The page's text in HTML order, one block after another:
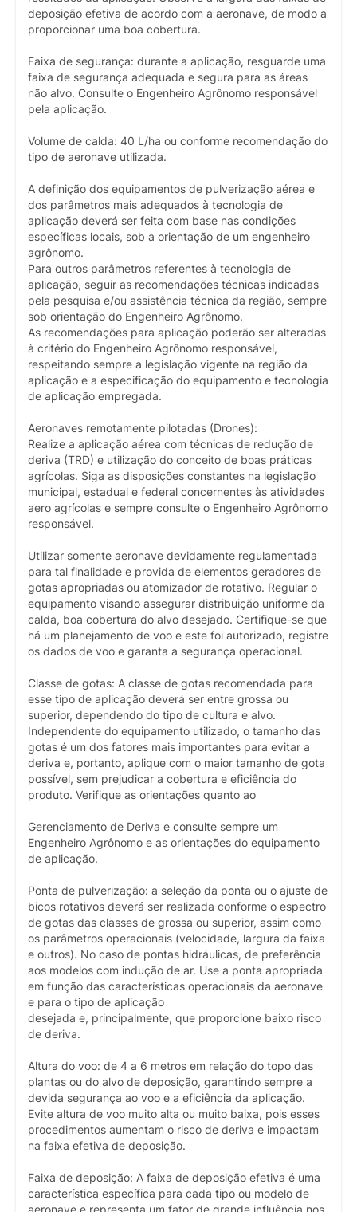
deposição efetiva de acordo com a aeronave, de modo a
proporcionar uma boa cobertura.
Faixa de segurança: durante a aplicação, resguarde uma
faixa de segurança adequada e segura para as áreas
não alvo. Consulte o Engenheiro Agrônomo responsável
pela aplicação.
Volume de calda: 40 L/ha ou conforme recomendação do
tipo de aeronave utilizada.
A definição dos equipamentos de pulverização aérea e
dos parâmetros mais adequados à tecnologia de
aplicação deverá ser feita com base nas condições
específicas locais, sob a orientação de um engenheiro
agrônomo.
Para outros parâmetros referentes à tecnologia de
aplicação, seguir as recomendações técnicas indicadas
pela pesquisa e/ou assistência técnica da região, sempre
sob orientação do Engenheiro Agrônomo.
As recomendações para aplicação poderão ser alteradas
à critério do Engenheiro Agrônomo responsável,
respeitando sempre a legislação vigente na região da
aplicação e a especificação do equipamento e tecnologia
de aplicação empregada.
Aeronaves remotamente pilotadas (Drones):
Realize a aplicação aérea com técnicas de redução de
deriva (TRD) e utilização do conceito de boas práticas
agrícolas. Siga as disposições constantes na legislação
municipal, estadual e federal concernentes às atividades
aero agrícolas e sempre consulte o Engenheiro Agrônomo
responsável.
Utilizar somente aeronave devidamente regulamentada
para tal finalidade e provida de elementos geradores de
gotas apropriadas ou atomizador de rotativo. Regular o
equipamento visando assegurar distribuição uniforme da
calda, boa cobertura do alvo desejado. Certifique-se que
há um planejamento de voo e este foi autorizado, registre
os dados de voo e garanta a segurança operacional.
Classe de gotas: A classe de gotas recomendada para
esse tipo de aplicação deverá ser entre grossa ou
superior, dependendo do tipo de cultura e alvo.
Independente do equipamento utilizado, o tamanho das
gotas é um dos fatores mais importantes para evitar a
deriva e, portanto, aplique com o maior tamanho de gota
possível, sem prejudicar a cobertura e eficiência do
produto. Verifique as orientações quanto ao
Gerenciamento de Deriva e consulte sempre um
Engenheiro Agrônomo e as orientações do equipamento
de aplicação.
Ponta de pulverização: a seleção da ponta ou o ajuste de
bicos rotativos deverá ser realizada conforme o espectro
de gotas das classes de grossa ou superior, assim como
os parâmetros operacionais (velocidade, largura da faixa
e outros). No caso de pontas hidráulicas, de preferência
aos modelos com indução de ar. Use a ponta apropriada
em função das características operacionais da aeronave
e para o tipo de aplicação
desejada e, principalmente, que proporcione baixo risco
de deriva.
Altura do voo: de 4 a 6 metros em relação do topo das
plantas ou do alvo de deposição, garantindo sempre a
devida segurança ao voo e a eficiência da aplicação.
Evite altura de voo muito alta ou muito baixa, pois esses
procedimentos aumentam o risco de deriva e impactam
na faixa efetiva de deposição.
Faixa de deposição: A faixa de deposição efetiva é uma
característica específica para cada tipo ou modelo de